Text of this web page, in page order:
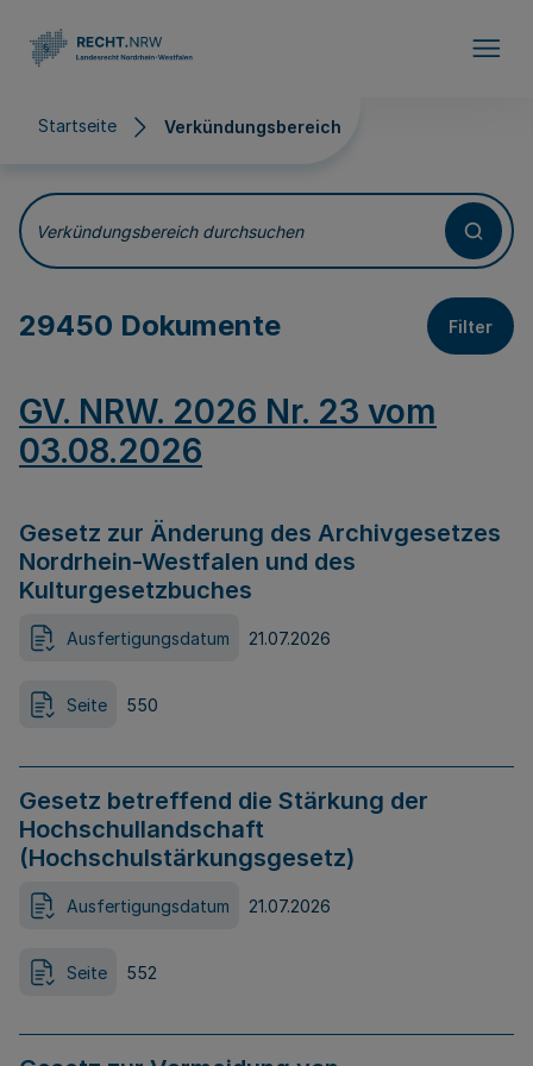
Startseite Verkündungsbereich
Verkündungsbereich
Verkündungsbereich durchsuchen
29450 Dokumente Filter
GV. NRW. 2026 Nr. 23 vom
03.08.2026
Gesetz zur Änderung des Archivgesetzes
Nordrhein-Westfalen und des
Kulturgesetzbuches
Ausfertigungsdatum 21.07.2026
Seite 550
Gesetz betreffend die Stärkung der
Hochschullandschaft
(Hochschulstärkungsgesetz)
Ausfertigungsdatum 21.07.2026
Seite 552